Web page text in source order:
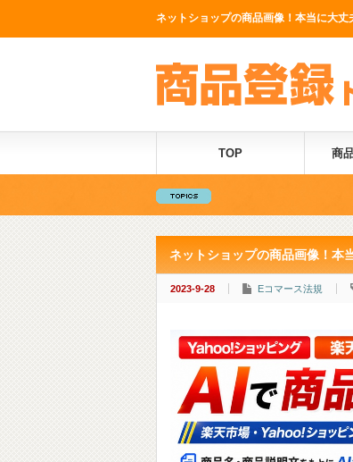
ネットショップの商品画像！本当に大
TOP 商
ネットショップの商品画像！本
2023-9-28 Eコマース法規